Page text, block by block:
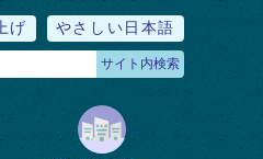
げ やさしい日本語
サイト内検索